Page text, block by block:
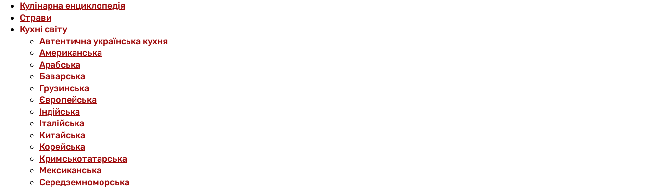
Кулінарна енциклопедія
Страви
Кухні світу
Автентична українська кухня
Американська
Арабська
Баварська
Грузинська
Європейська
Індійська
Італійська
Китайська
Корейська
Кримськотатарська
Мексиканська
Середземноморська